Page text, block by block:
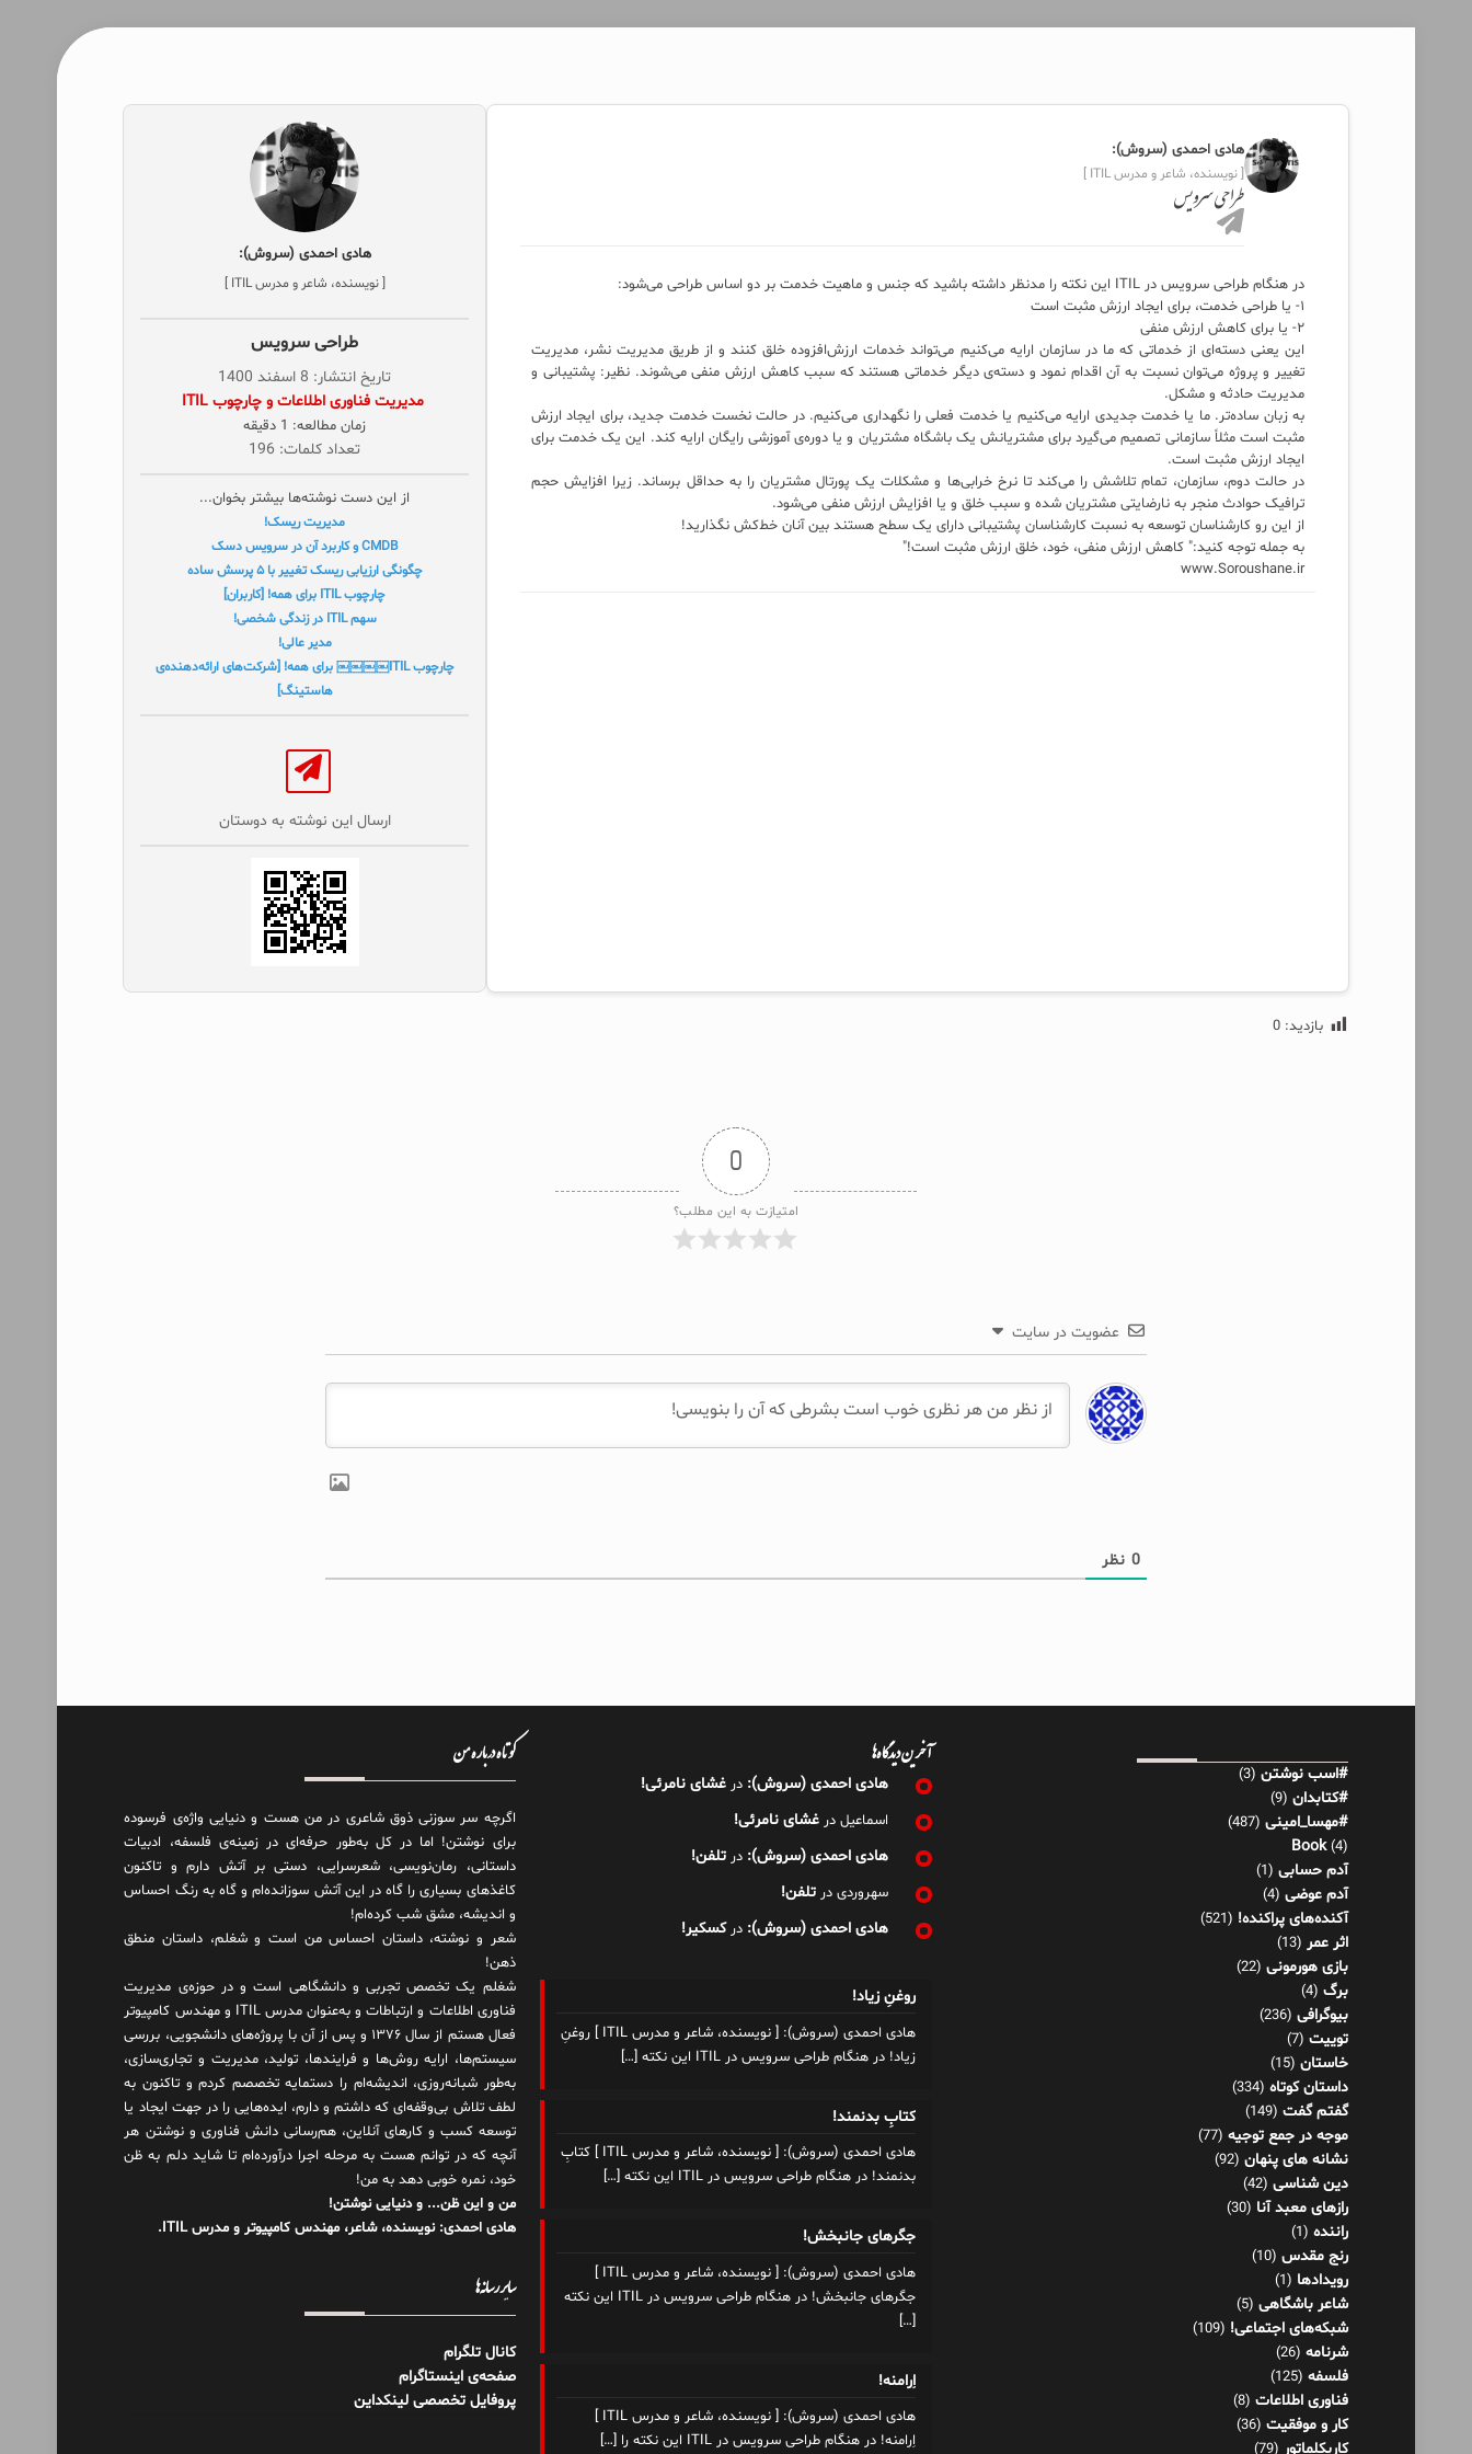
هادی احمدی (سروش):
[ نویسنده، شاعر و مدرس ITIL ]
طراحی سرویس
در هنگام طراحی سرویس در ITIL این نکته را مدنظر داشته باشید که جنس و ماهیت خدمت بر دو اساس طراحی می‌شود:
۱- یا طراحی خدمت، برای ایجاد ارزش مثبت است
۲- یا برای کاهش ارزش منفی
این یعنی دسته‌ای از خدماتی که ما در سازمان ارایه می‌کنیم می‌تواند خدمات ارزش‌افزوده خلق کنند و از طریق مدیریت نشر، مدیریت
تغییر و پروژه می‌توان نسبت به آن اقدام نمود و دسته‌ی دیگر خدماتی هستند که سبب کاهش ارزش منفی می‌شوند. نظیر: پشتیبانی و
مدیریت حادثه و مشکل.
به زبان ساده‌تر. ما یا خدمت جدیدی ارایه می‌کنیم یا خدمت فعلی را نگهداری می‌کنیم. در حالت نخست خدمت جدید، برای ایجاد ارزش
مثبت است مثلاً سازمانی تصمیم می‌گیرد برای مشتریانش یک باشگاه مشتریان و یا دوره‌ی آموزشی رایگان ارایه کند. این یک خدمت برای
ایجاد ارزش مثبت است.
در حالت دوم، سازمان، تمام تلاشش را می‌کند تا نرخ خرابی‌ها و مشکلات یک پورتال مشتریان را به حداقل برساند. زیرا افزایش حجم
ترافیک حوادث منجر به نارضایتی مشتریان شده و سبب خلق و یا افزایش ارزش منفی می‌شود.
از این رو کارشناسان توسعه به نسبت کارشناسان پشتیبانی دارای یک سطح هستند بین آنان خط‌کش نگذارید!
به جمله توجه کنید:" کاهش ارزش منفی، خود، خلق ارزش مثبت است!"
www.Soroushane.ir
هادی احمدی (سروش):
[ نویسنده، شاعر و مدرس ITIL ]
طراحی سرویس
تاریخ انتشار: 8 اسفند 1400
‌ مدیریت فناوری اطلاعات و چارچوب ITIL
زمان مطالعه: 1 دقیقه
تعداد کلمات: 196
از این دست نوشته‌ها بیشتر بخوان...
مدیریت ریسک!
CMDB و کاربرد آن در سرویس دسک
چگونگی ارزیابی ریسک تغییر با ۵ پرسش ساده
چارچوب ITIL برای همه! [کاربران]
سهم ITIL در زندگی شخصی!
مدیر عالی!
چارچوب ITIL￼￼￼￼ برای همه! [شرکت‌های ارائه‌دهنده‌ی
هاستینگ]
ارسال این نوشته به دوستان‌
بازدید: 0
0
امتیازت به این مطلب؟
عضویت در سایت
0نظر
#اسب نوشتن (3)
#کتابدان (9)
#مهسا_امینی (487)
Book(4)
آدم حسابی (1)
آدم عوضی (4)
آکنده‌های پراکنده! (521)
اثر عمر (13)
بازی هورمونی (22)
برگ (4)
بیوگرافی (236)
توییت (7)
خاستان (15)
داستان کوتاه (334)
گفتم گفت (149)
موجه در جمع توجیه (77)
نشانه های پنهان (92)
دین شناسی (42)
رازهای معبد آنا (30)
راننده (1)
رنج مقدس (10)
رویدادها (1)
شاعر باشگاهی (5)
شبکه‌های اجتماعی! (109)
شرنامه (26)
فلسفه (125)
فناوری اطلاعات (8)
کار و موفقیت (36)
کاریکلماتور (79)
آخرین دیدگاه‌ها
هادی احمدی (سروش): درغشای نامرئی!
اسماعیل درغشای نامرئی!
هادی احمدی (سروش): درتلفن!
سهروردی درتلفن!
هادی احمدی (سروش): درکسکیر!
روغنِ زیاد!
هادی احمدی (سروش): [ نویسنده، شاعر و مدرس ITIL ] روغنِ
زیاد! در هنگام طراحی سرویس در ITIL این نکته
[…]
کتابِ بدنمند!
هادی احمدی (سروش): [ نویسنده، شاعر و مدرس ITIL ] کتابِ
بدنمند! در هنگام طراحی سرویس در ITIL این نکته
[…]
جگرهای جانبخش!
هادی احمدی (سروش): [ نویسنده، شاعر و مدرس ITIL ]
جگرهای جانبخش! در هنگام طراحی سرویس در ITIL این نکته
[…]
اِرامنه!
هادی احمدی (سروش): [ نویسنده، شاعر و مدرس ITIL ]
اِرامنه! در هنگام طراحی سرویس در ITIL این نکته را
[…]
کوتاه درباره من
اگرچه سر سوزنی ذوق شاعری در من هست و دنیایی واژه‌‌ی فرسوده
برای نوشتن! اما در کل به‌طور حرفه‌ای در زمینه‌ی فلسفه، ادبیات
داستانی، رمان‌نویسی، شعرسرایی، دستی بر آتش دارم و تاکنون
کاغذهای بسیاری را گاه در این آتش سوزانده‌ام و گاه به رنگ احساس
و اندیشه، مشق شب کرده‌ام!
شعر و نوشته، داستان احساس من است و شغلم، داستان منطق
ذهن!
شغلم یک تخصص تجربی و دانشگاهی است و در حوزه‌ی مدیریت
فناوری اطلاعات و ارتباطات و به‌عنوان مدرس ITIL و مهندس کامپیوتر
فعال هستم از سال ۱۳۷۶ و پس از آن با پروژه‌های دانشجویی، بررسی
سیستم‌ها، ارایه روش‌ها و فرایندها، تولید، مدیریت و تجاری‌سازی،
به‌طور شبانه‌روزی، اندیشه‌ام را دستمایه تخصصم کردم و تاکنون به
لطف تلاش بی‌وقفه‌ای که داشتم و دارم، اید‌ه‌هایی را در جهت ایجاد یا
توسعه کسب و کارهای آنلاین، هم‌رسانی دانش فناوری و نوشتن هر
آنچه که در توانم هست به مرحله اجرا درآورده‌ام تا شاید دلم به ظن
خود، نمره خوبی دهد به من!
من و این ظن... و دنیایی نوشتن!
هادی احمدی: نویسنده، شاعر، مهندس کامپیوتر و مدرس ITIL.
سایر رسانه‌ها
کانال تلگرام
صفحه‌ی اینستاگرام
پروفایل تخصصی لینکداین